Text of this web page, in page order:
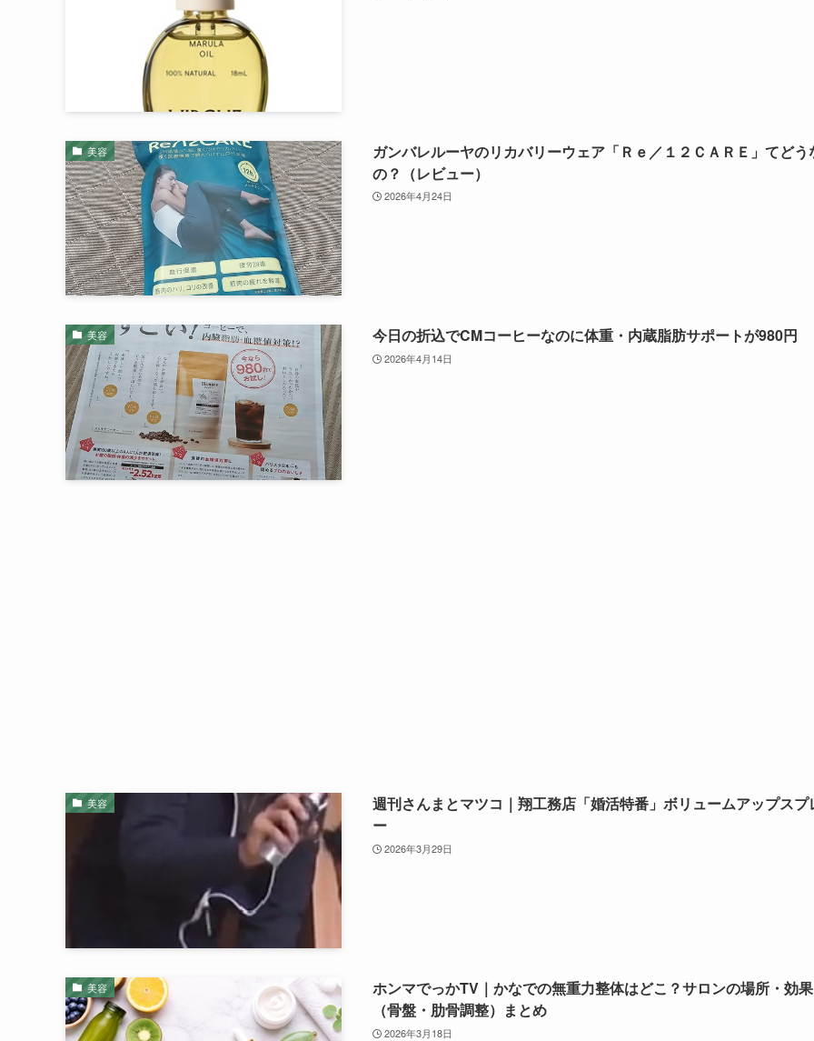
美容
ガンバレルーヤのリカバリーウェア「Ｒｅ／１２ＣＡＲＥ」てどう
の？（レビュー）
2026年4月24日
美容 今日の折込でCMコーヒーなのに体重・内蔵脂肪サポートが980円
2026年4月14日
美容
週刊さんまとマツコ｜翔工務店「婚活特番」ボリュームアップスプ
ー
2026年3月29日
美容
ホンマでっかTV｜かなでの無重力整体はどこ？サロンの場所・効果
（骨盤・肋骨調整）まとめ
2026年3月18日